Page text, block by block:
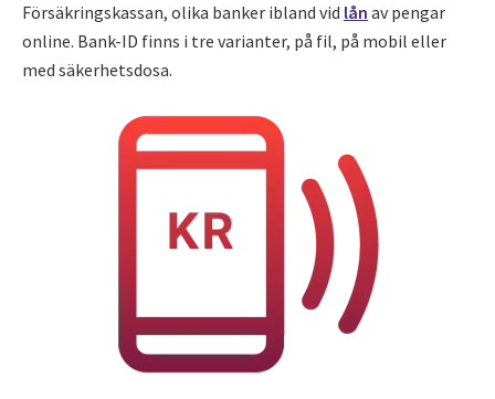
Försäkringskassan, olika banker ibland vid lån av pengar
online. Bank-ID finns i tre varianter, på fil, på mobil eller
med säkerhetsdosa.